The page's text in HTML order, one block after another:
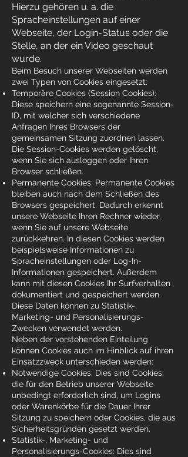
Hierzu gehören u. a. die
Spracheinstellungen auf einer
Webseite, der Login-Status oder die
Stelle, an der ein Video geschaut
wurde.
Beim Besuch unserer Webseiten werden
zwei Typen von Cookies eingesetzt:
Temporäre Cookies (Session Cookies):
Diese speichern eine sogenannte Session-
ID, mit welcher sich verschiedene
Anfragen Ihres Browsers der
gemeinsamen Sitzung zuordnen lassen.
Die Session-Cookies werden gelöscht,
wenn Sie sich ausloggen oder Ihren
Browser schließen.
Permanente Cookies: Permanente Cookies
bleiben auch nach dem Schließen des
Browsers gespeichert. Dadurch erkennt
unsere Webseite Ihren Rechner wieder,
wenn Sie auf unsere Webseite
zurückkehren. In diesen Cookies werden
beispielsweise Informationen zu
Spracheinstellungen oder Log-In-
Informationen gespeichert. Außerdem
kann mit diesen Cookies Ihr Surfverhalten
dokumentiert und gespeichert werden.
Diese Daten können zu Statistik-,
Marketing- und Personalisierungs-
Zwecken verwendet werden.
Neben der vorstehenden Einteilung
können Cookies auch im Hinblick auf ihren
Einsatzzweck unterschieden werden:
Notwendige Cookies: Dies sind Cookies,
die für den Betrieb unserer Webseite
unbedingt erforderlich sind, um Logins
oder Warenkörbe für die Dauer Ihrer
Sitzung zu speichern oder Cookies, die aus
Sicherheitsgründen gesetzt werden.
Statistik-, Marketing- und
Personalisierungs-Cookies: Dies sind